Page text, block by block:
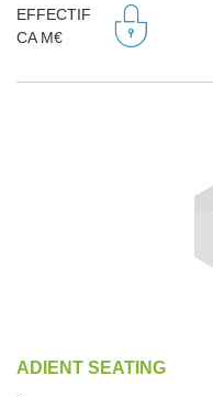
EFFECTIF
CA M€
ADIENT SEATING